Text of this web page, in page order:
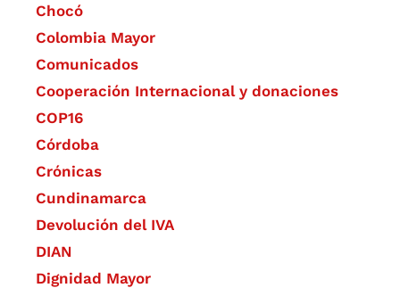
Chocó
Colombia Mayor
Comunicados
Cooperación Internacional y donaciones
COP16
Córdoba
Crónicas
Cundinamarca
Devolución del IVA
DIAN
Dignidad Mayor